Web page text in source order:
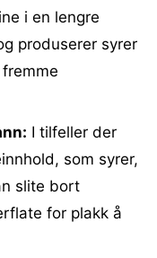
i en lengre
produserer syrer
I tilfeller der
som syrer,
slite bort
for plakk å